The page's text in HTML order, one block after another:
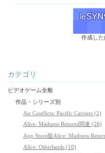
作成し
カテゴリ
ビデオゲーム全般
作品・シリーズ別
Air Conflicts: Pacific Carriers (2)
Alice: Madness Returns関連 (26)
App Store版Alice: Madness
Alice: Otherlands (10)